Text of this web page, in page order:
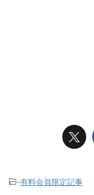
-有料会員限定記事